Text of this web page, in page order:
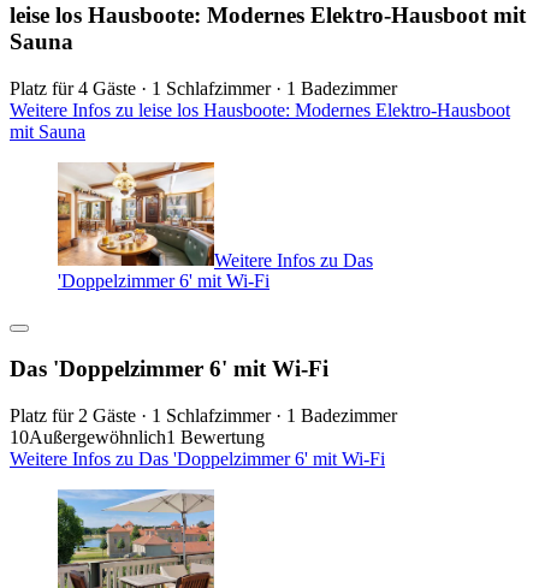
leise los Hausboote: Modernes Elektro-Hausboot mit
Sauna
Platz für 4 Gäste · 1 Schlafzimmer · 1 Badezimmer
Weitere Infos zu leise los Hausboote: Modernes Elektro-Hausboot
mit Sauna
Weitere Infos zu Das
'Doppelzimmer 6' mit Wi-Fi
Das 'Doppelzimmer 6' mit Wi-Fi
Platz für 2 Gäste · 1 Schlafzimmer · 1 Badezimmer
10Außergewöhnlich1 Bewertung
Weitere Infos zu Das 'Doppelzimmer 6' mit Wi-Fi